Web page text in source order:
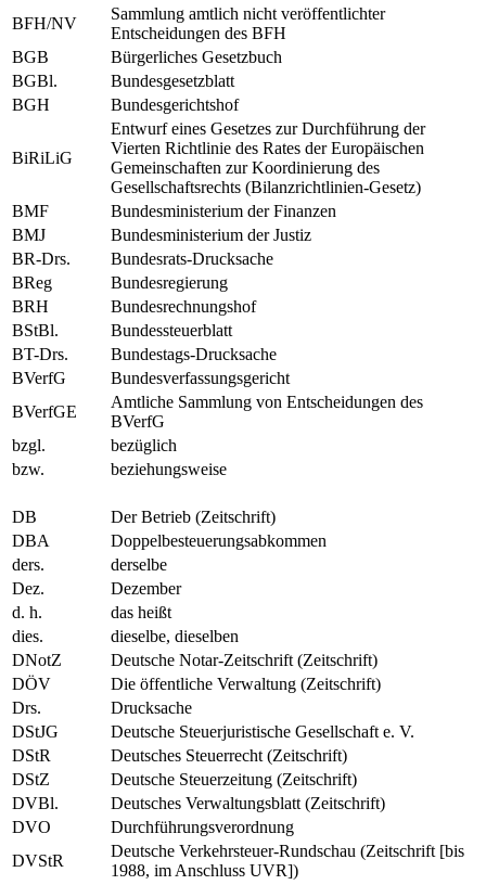
BFH/NV
Sammlung amtlich nicht veröffentlichter
Entscheidungen des BFH
BGB
Bürgerliches Gesetzbuch
BGBl.
Bundesgesetzblatt
BGH
Bundesgerichtshof
BiRiLiG
Entwurf eines Gesetzes zur Durchführung der
Vierten Richtlinie des Rates der Europäischen
Gemeinschaften zur Koordinierung des
Gesellschaftsrechts (Bilanzrichtlinien-Gesetz)
BMF
Bundesministerium der Finanzen
BMJ
Bundesministerium der Justiz
BR-Drs.
Bundesrats-Drucksache
BReg
Bundesregierung
BRH
Bundesrechnungshof
BStBl.
Bundessteuerblatt
BT-Drs.
Bundestags-Drucksache
BVerfG
Bundesverfassungsgericht
BVerfGE
Amtliche Sammlung von Entscheidungen des
BVerfG
bzgl.
bezüglich
bzw.
beziehungsweise
DB
Der Betrieb (Zeitschrift)
DBA
Doppelbesteuerungsabkommen
ders.
derselbe
Dez.
Dezember
d. h.
das heißt
dies.
dieselbe, dieselben
DNotZ
Deutsche Notar-Zeitschrift (Zeitschrift)
DÖV
Die öffentliche Verwaltung (Zeitschrift)
Drs.
Drucksache
DStJG
Deutsche Steuerjuristische Gesellschaft e. V.
DStR
Deutsches Steuerrecht (Zeitschrift)
DStZ
Deutsche Steuerzeitung (Zeitschrift)
DVBl.
Deutsches Verwaltungsblatt (Zeitschrift)
DVO
Durchführungsverordnung
DVStR
Deutsche Verkehrsteuer-Rundschau (Zeitschrift [bis
1988, im Anschluss UVR])